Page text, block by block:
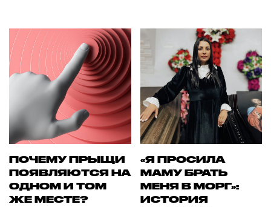
ПОЧЕМУ ПРЫЩИ
ПОЯВЛЯЮТСЯ НА
ОДНОМ И ТОМ
ЖЕ МЕСТЕ?
«Я ПРОСИЛА
МАМУ БРАТЬ
МЕНЯ В МОРГ»:
ИСТОРИЯ